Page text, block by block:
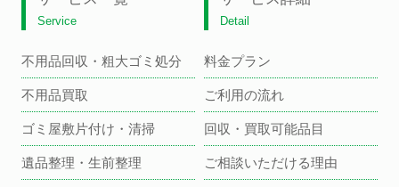
Service
不用品回収・粗大ゴミ処分
不用品買取
ゴミ屋敷片付け・清掃
遺品整理・生前整理
Detail
料金プラン
ご利用の流れ
回収・買取可能品目
ご相談いただける理由